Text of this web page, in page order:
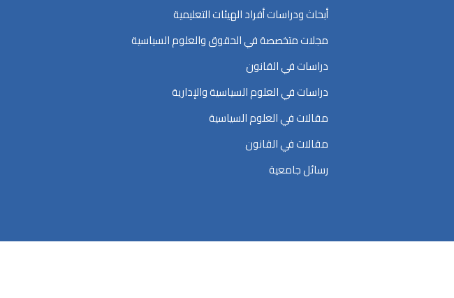
أبحاث ودراسات أفراد الهيئات التعليمية
مجلات متخصصة في الحقوق والعلوم السياسية
دراسات في القانون
دراسات في العلوم السياسية والإدارية
مقالات في العلوم السياسية
مقالات في القانون
رسائل جامعية